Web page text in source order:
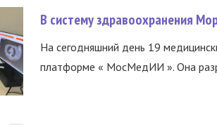
В систему здравоохранения
На сегодняшний день 19
платформе « МосМедИИ ». Она